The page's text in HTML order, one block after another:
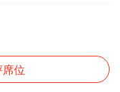
位